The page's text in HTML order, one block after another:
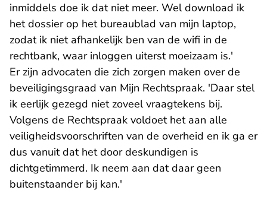
inmiddels doe ik dat niet meer. Wel download ik
het dossier op het bureaublad van mijn laptop,
zodat ik niet afhankelijk ben van de wifi in de
rechtbank, waar inloggen uiterst moeizaam is.'
Er zijn advocaten die zich zorgen maken over de
beveiligingsgraad van Mijn Rechtspraak. 'Daar stel
ik eerlijk gezegd niet zoveel vraagtekens bij.
Volgens de Rechtspraak voldoet het aan alle
veiligheidsvoorschriften van de overheid en ik ga er
dus vanuit dat het door deskundigen is
dichtgetimmerd. Ik neem aan dat daar geen
buitenstaander bij kan.'